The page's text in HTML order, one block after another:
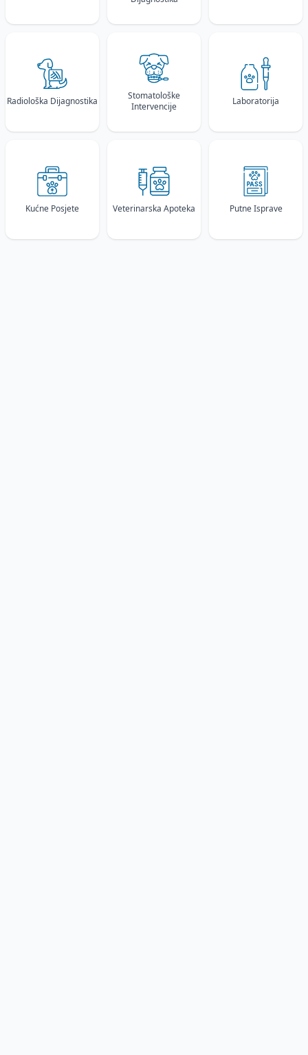
Radiološka Dijagnostika
Stomatološke
Intervencije
Laboratorija
Kućne Posjete Veterinarska Apoteka Putne Isprave